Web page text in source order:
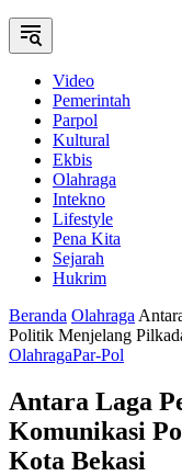
Video
Pemerintah
Parpol
Kultural
Ekbis
Olahraga
Intekno
Lifestyle
Pena Kita
Sejarah
Hukrim
Beranda Olahraga
Politik Menjelang
OlahragaPar-Pol
Antara Laga
Komunikasi
Kota Bekasi